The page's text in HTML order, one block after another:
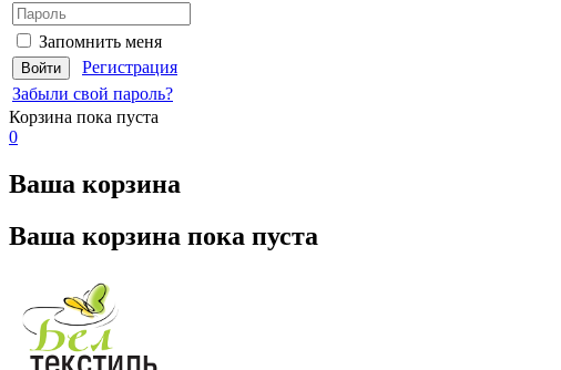
Запомнить меня
Регистрация
Забыли свой пароль?
Корзина пока пуста
0
Ваша корзина
Ваша корзина пока пуста